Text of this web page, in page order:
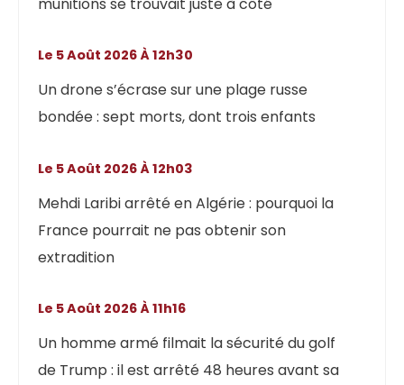
Un drone s’écrase sur une plage russe
bondée : sept morts, dont trois enfants
Le 5 Août 2026 À 12h30
Mehdi Laribi arrêté en Algérie : pourquoi la
France pourrait ne pas obtenir son
extradition
Le 5 Août 2026 À 12h03
Un homme armé filmait la sécurité du golf
de Trump : il est arrêté 48 heures avant sa
Le 5 Août 2026 À 11h16